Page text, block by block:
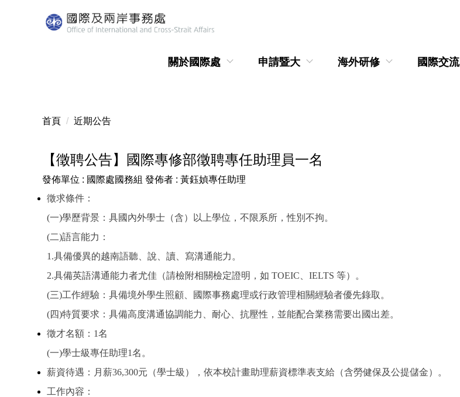
關於國際處 申請暨大 海外研修 國際交流
首頁 近期公告
【徵聘公告】國際專修部徵聘專任助理員一名
發佈單位 : 國際處國務組 發佈者 : 黃鈺媜專任助理
徵求條件：
(一)學歷背景：具國內外學士（含）以上學位，不限系所，性別不拘。
(二)語言能力：
1.具備優異的越南語聽、說、讀、寫溝通能力。
2.具備英語溝通能力者尤佳（請檢附相關檢定證明，如 TOEIC、IELTS 等）。
(三)工作經驗：具備境外學生照顧、國際事務處理或行政管理相關經驗者優先錄取。
(四)特質要求：具備高度溝通協調能力、耐心、抗壓性，並能配合業務需要出國出差。
徵才名額：1名
(一)學士級專任助理1名 。
薪資待遇：月薪36,300元（學士級），依本校計畫助理薪資標準表支給（含勞健保及公提儲金）。
工作內容：